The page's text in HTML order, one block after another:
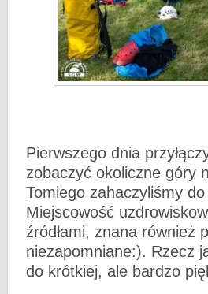
Pierwszego dnia
zobaczyć okoliczne góry
Tomiego zahaczyliśmy
Miejscowość
źródłami, znana również
niezapomniane:). Rzecz
do krótkiej, ale bardzo